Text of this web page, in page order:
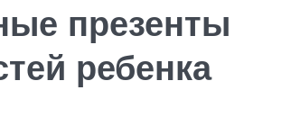
презенты
ребенка